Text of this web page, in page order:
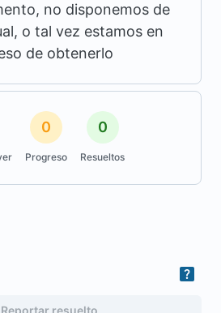
no disponemos de
o tal vez estamos en
de obtenerlo
0
Progreso
0
Resueltos
Reportar resuelto